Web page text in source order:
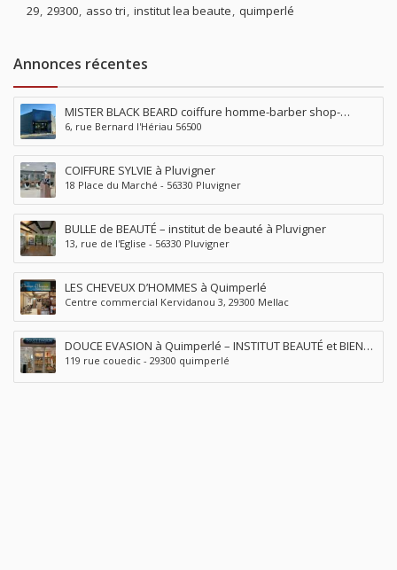
29 29300 asso tri institut lea beaute quimperlé
Annonces récentes
MISTER BLACK BEARD coiffure homme-barber shop-
tatouage-piercing à Locminé
6, rue Bernard l'Hériau 56500
COIFFURE SYLVIE à Pluvigner
18 Place du Marché - 56330 Pluvigner
BULLE de BEAUTÉ – institut de beauté à Pluvigner
13, rue de l'Eglise - 56330 Pluvigner
LES CHEVEUX D’HOMMES à Quimperlé
Centre commercial Kervidanou 3, 29300 Mellac
DOUCE EVASION à Quimperlé – INSTITUT BEAUTÉ et BIEN
ÊTRE
119 rue couedic - 29300 quimperlé